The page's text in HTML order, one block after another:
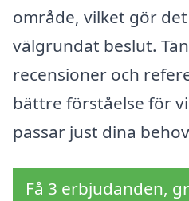
område, vilket gör
välgrundat beslut.
recensioner och
bättre förståelse för
passar just dina
Få 3 erbjudanden,